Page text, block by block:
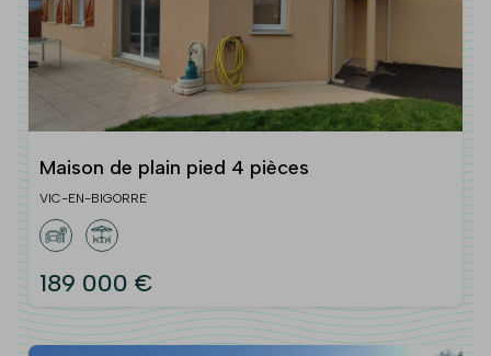
Maison de plain pied 4 pièces
VIC-EN-BIGORRE
189 000 €